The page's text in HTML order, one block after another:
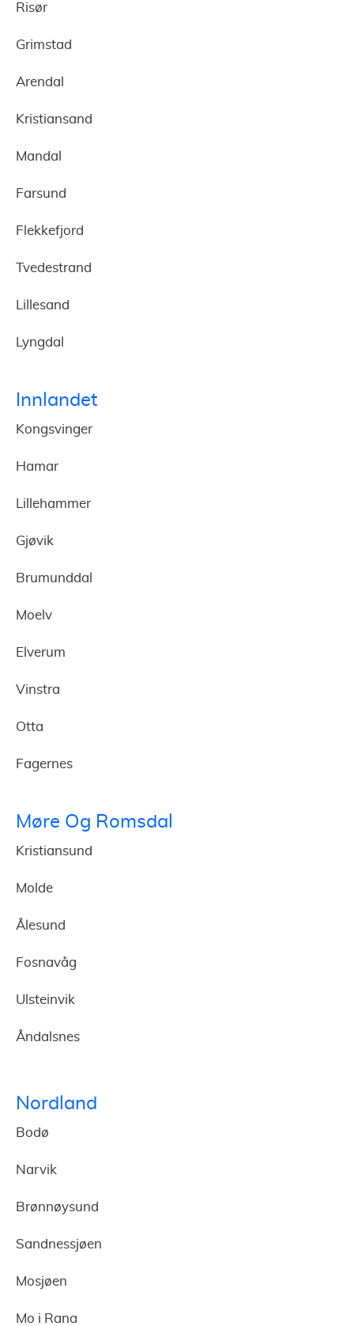
Risør
Grimstad
Arendal
Kristiansand
Mandal
Farsund
Flekkefjord
Tvedestrand
Lillesand
Lyngdal
Innlandet
Kongsvinger
Hamar
Lillehammer
Gjøvik
Brumunddal
Moelv
Elverum
Vinstra
Otta
Fagernes
Møre Og Romsdal
Kristiansund
Molde
Ålesund
Fosnavåg
Ulsteinvik
Åndalsnes
Nordland
Bodø
Narvik
Brønnøysund
Sandnessjøen
Mosjøen
Mo i Rana